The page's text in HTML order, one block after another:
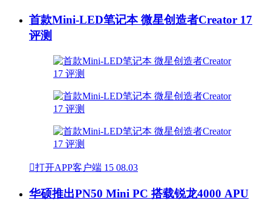
首款Mini-LED笔记本 微星创造者Creator 17
评测
打开APP客户端 15 08.03
华硕推出PN50 Mini PC 搭载锐龙4000 APU